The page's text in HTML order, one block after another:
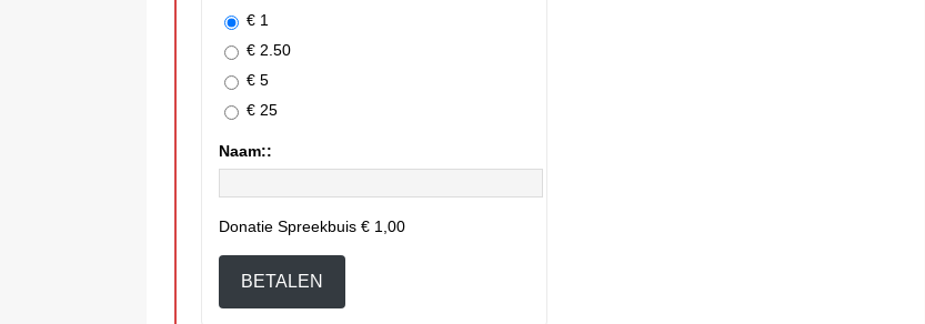
€ 1
€ 2.50
€ 5
€ 25
Naam::
Donatie Spreekbuis € 1,00
BETALEN